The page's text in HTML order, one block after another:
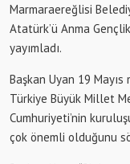
Marmaraereğlisi
Atatürk’ü Anma
yayımladı.
Başkan Uyan 19 Mayıs
Türkiye Büyük Millet
Cumhuriyeti’nin
çok önemli olduğunu